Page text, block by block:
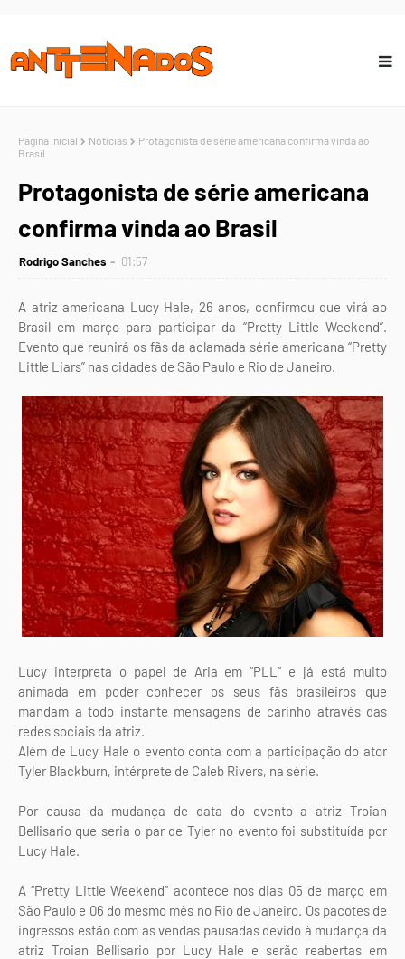
Página inicial Notícias
Protagonista de série americana confirma vinda ao
Brasil
Protagonista de série americana
confirma vinda ao Brasil
Rodrigo Sanches 01:57
A atriz americana Lucy Hale, 26 anos, confirmou que virá ao
Brasil em março para participar da “Pretty Little Weekend”.
Evento que reunirá os fãs da aclamada série americana “Pretty
Little Liars” nas cidades de São Paulo e Rio de Janeiro.
Lucy interpreta o papel de Aria em “PLL” e já está muito
animada em poder conhecer os seus fãs brasileiros que
mandam a todo instante mensagens de carinho através das
redes sociais da atriz.
Além de Lucy Hale o evento conta com a participação do ator
Tyler Blackburn, intérprete de Caleb Rivers, na série.
Por causa da mudança de data do evento a atriz Troian
Bellisario que seria o par de Tyler no evento foi substituída por
Lucy Hale.
A “Pretty Little Weekend” acontece nos dias 05 de março em
São Paulo e 06 do mesmo mês no Rio de Janeiro. Os pacotes de
ingressos estão com as vendas pausadas devido à mudança da
atriz Troian Bellisario por Lucy Hale e serão reabertas em